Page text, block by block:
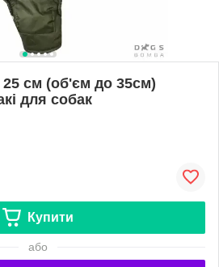
25 см (об'єм до 35см)
для собак
Купити
або